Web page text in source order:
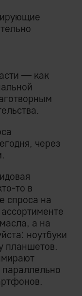
— как
через
то в
спроса на
а на
ноутбуки
планшетов.